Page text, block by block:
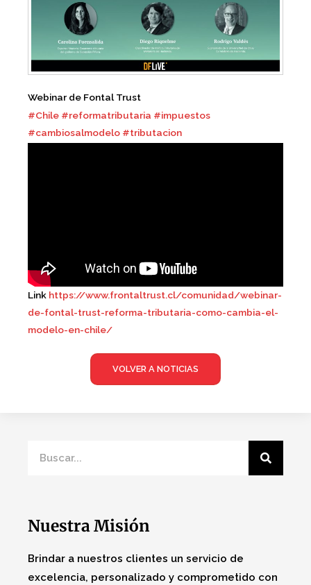
Webinar de Fontal Trust
#Chile #reformatributaria #impuestos
#cambiosalmodelo #tributacion
Link https://www.frontaltrust.cl/comunidad/webinar-
de-fontal-trust-reforma-tributaria-como-cambia-el-
modelo-en-chile/
VOLVER A NOTICIAS
Nuestra Misión
Brindar a nuestros clientes un servicio de
excelencia, personalizado y comprometido con